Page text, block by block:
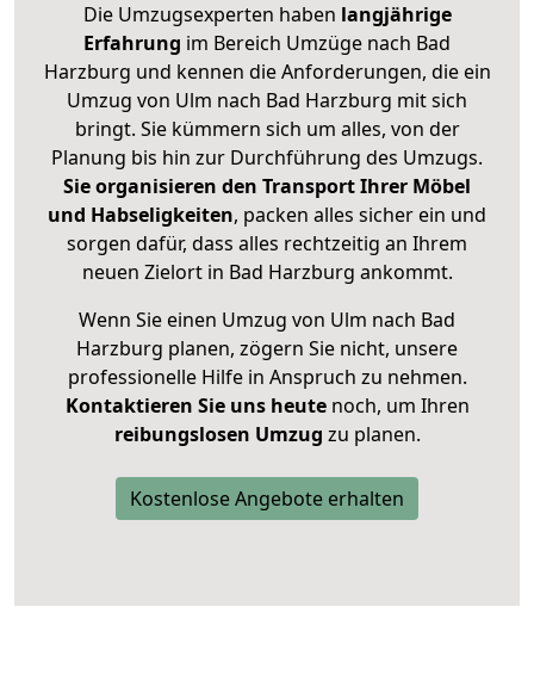
Die Umzugsexperten haben langjährige
Erfahrung im Bereich Umzüge nach Bad
Harzburg und kennen die Anforderungen, die ein
Umzug von Ulm nach Bad Harzburg mit sich
bringt. Sie kümmern sich um alles, von der
Planung bis hin zur Durchführung des Umzugs.
Sie organisieren den Transport Ihrer Möbel
und Habseligkeiten, packen alles sicher ein und
sorgen dafür, dass alles rechtzeitig an Ihrem
neuen Zielort in Bad Harzburg ankommt.
Wenn Sie einen Umzug von Ulm nach Bad
Harzburg planen, zögern Sie nicht, unsere
professionelle Hilfe in Anspruch zu nehmen.
Kontaktieren Sie uns heutenoch, um Ihren
reibungslosen Umzug zu planen.
Kostenlose Angebote erhalten